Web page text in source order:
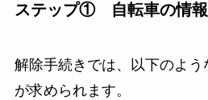
ステップ① 自転車の情報
解除手続きでは、以下のよう
が求められます。